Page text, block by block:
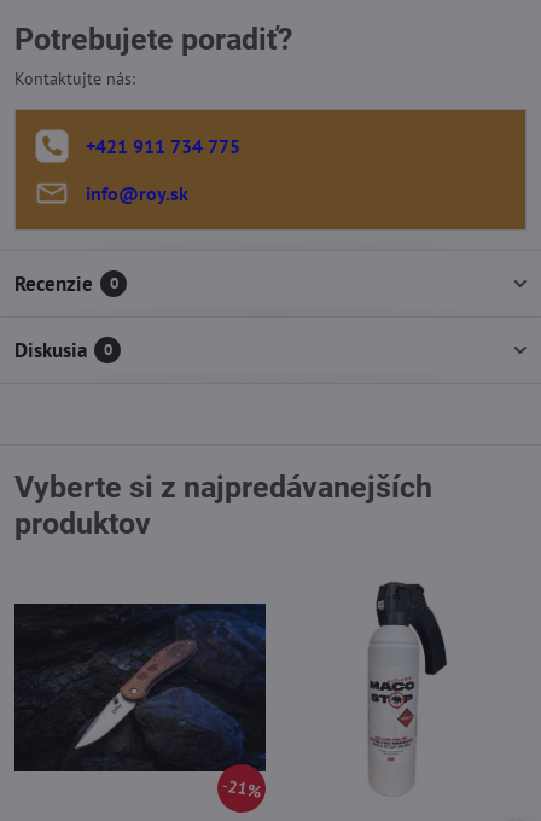
Potrebujete poradiť?
Kontaktujte nás:
+421 911 734 775
info​@roy​.sk
Recenzie 0
Diskusia 0
Vyberte si z najpredávanejších
produktov
21%